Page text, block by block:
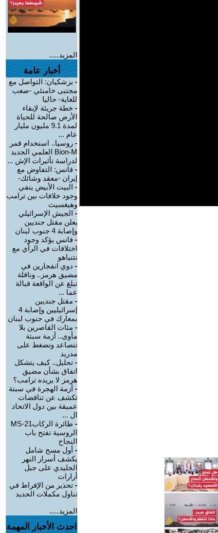
المزيد.....
أخبار عامة
- بزشكيان: التواصل مع
مجتبى خامنئي -صعب
للغاية- حاليا
- خطة جريئة لإبقاء
الأرض صالحة للحياة
لمدة 9.1 مليون مليار
عام ...
- روسيا.. استخدام قمر
Bion-M العلمي الجديد
لدراسة تأثيرات الإش ...
- فانس: التفاوض مع
إيران -معقد وشائك-
- البيت الأبيض ينفي
وجود خلافات بين ترامب
وهيغسيث
- الجيش الإسرائيلي
يعلن مقتل جنديين
وإصابة 4 جنوب لبنان
- فانس يؤكد وجود
اختلافات في الرأي مع
نتنياهو
- دوي انفجارين في
مضيق هرمز.. وناقلة
تبلغ عن الواقعة قبالة
عما ...
- مقتل جنديين
إسرائيليين وإصابة 4
بمعارك في جنوب لبنان
- مئات القاصرين بلا
مأوى.. أزمة سبتة
تتصاعد وتضغط على
مدريد
- تحليل.. كيف يتشكل
اتفاق بشأن مضيق
هرمز لا يريده ترامب؟
- أزمة الهجرة في سبتة
تكشف عن تناقضات
عميقة بين دول الاتحاد
ال ...
-
طائرة الركابMS-21
الروسية تفتح باب
النجاح
- أول مسح شامل
يكشف أسرار النهر
الجليدي على جبل
أرارات
- تحذير من الإفراط في
تناول مكملات الحديد
المزيد.....
احدث الأخبار المهمة